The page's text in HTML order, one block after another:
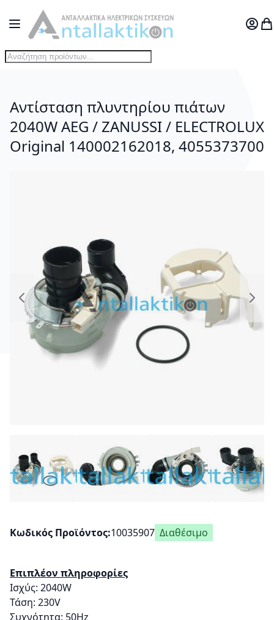
Μετάβαση στο περιεχόμενο
Toggle Nav
Ο
Αντίσταση πλυντηρίου πιάτων
2040W AEG / ZANUSSI / ELECTROLUX
Original 140002162018, 4055373700
Κωδικός Προϊόντος 10035907 Διαθέσιμο
Επιπλέον πληροφορίες
Ισχύς: 2040W
Τάση: 230V
Συχνότητα: 50Hz